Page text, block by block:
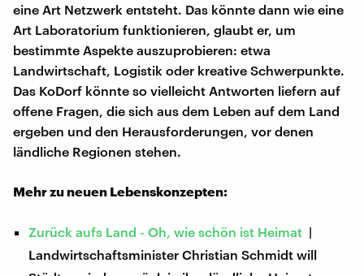
eine Art Netzwerk entsteht. Das könnte dann wie eine
Art Laboratorium funktionieren, glaubt er, um
bestimmte Aspekte auszuprobieren: etwa
Landwirtschaft, Logistik oder kreative Schwerpunkte.
Das KoDorf könnte so vielleicht Antworten liefern auf
offene Fragen, die sich aus dem Leben auf dem Land
ergeben und den Herausforderungen, vor denen
ländliche Regionen stehen.
Mehr zu neuen Lebenskonzepten:
Zurück aufs Land - Oh, wie schön ist Heimat |
Landwirtschaftsminister Christian Schmidt will